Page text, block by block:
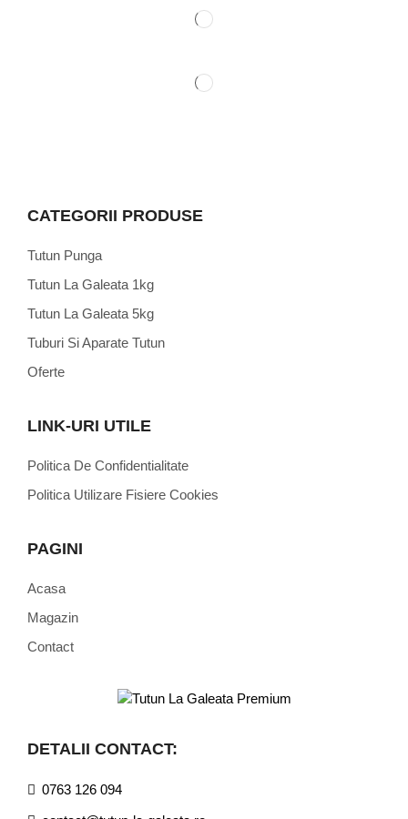
CATEGORII PRODUSE
Tutun Punga
Tutun La Galeata 1kg
Tutun La Galeata 5kg
Tuburi Si Aparate Tutun
Oferte
LINK-URI UTILE
Politica De Confidentialitate
Politica Utilizare Fisiere Cookies
PAGINI
Acasa
Magazin
Contact
DETALII CONTACT:
0763 126 094